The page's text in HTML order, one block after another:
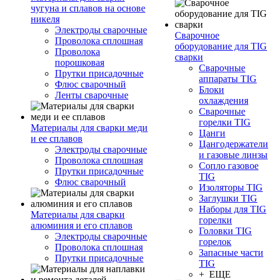
чугуна и сплавов на основе
никеля
Электроды сварочные
Проволока сплошная
Проволока
порошковая
Прутки присадочные
Флюс сварочный
Ленты сварочные
Материалы для сварки меди
и ее сплавов
Электроды сварочные
Проволока сплошная
Прутки присадочные
Флюс сварочный
Материалы для сварки
алюминия и его сплавов
Электроды сварочные
Проволока сплошная
Прутки присадочные
Сварочное
оборудование для TIG
сварки
Сварочные
аппараты TIG
Блоки
охлаждения
Сварочные
горелки TIG
Цанги
Цангодержатели
и газовые линзы
Сопло газовое
TIG
Изоляторы TIG
Заглушки TIG
Наборы для TIG
горелки
Головки TIG
горелок
Запасные части
TIG
+ ЕЩЕ